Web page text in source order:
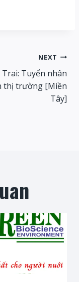
NEXT
Trai: Tuyển nhân
thị trường [Miền
Tây]